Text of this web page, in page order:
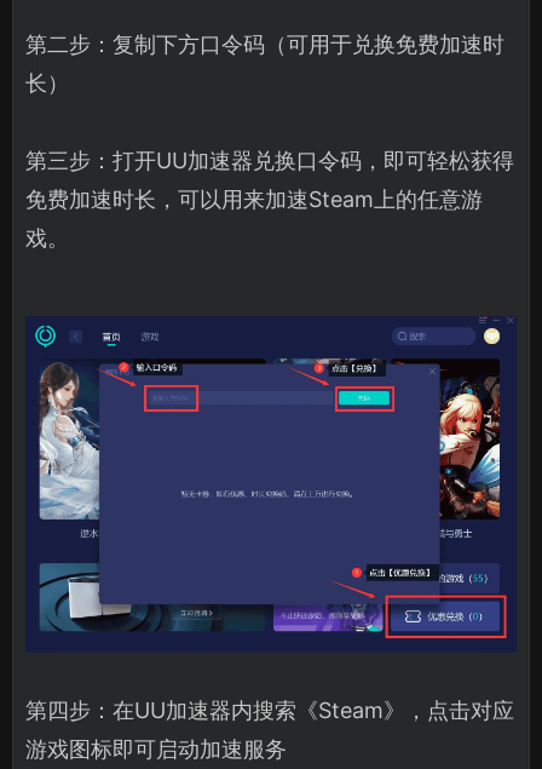
第二步：复制下方口令码（可用于兑换免费加速时
长）
第三步：打开UU加速器兑换口令码，即可轻松获得
免费加速时长，可以用来加速Steam上的任意游
戏。
第四步：在UU加速器内搜索《Steam》，点击对应
游戏图标即可启动加速服务